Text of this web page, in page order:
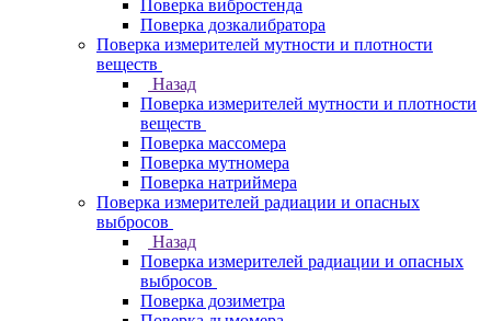
Поверка вибростенда
Поверка дозкалибратора
Поверка измерителей мутности и плотности
веществ
Назад
Поверка измерителей мутности и плотности
веществ
Поверка массомера
Поверка мутномера
Поверка натриймера
Поверка измерителей радиации и опасных
выбросов
Назад
Поверка измерителей радиации и опасных
выбросов
Поверка дозиметра